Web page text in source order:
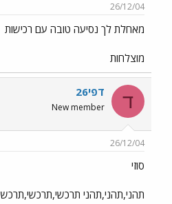
26/12/04
מאחלת לך נסיעה טובה עם רכישות
מוצלחות
ד דפי26
New member
26/12/04
סוזי
תהני,תהני,תהני